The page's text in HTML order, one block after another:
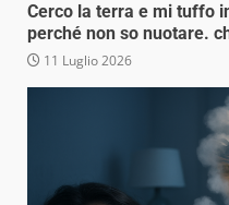
Cerco la terra e mi tuffo
perché non so nuotare.
11 Luglio 2026